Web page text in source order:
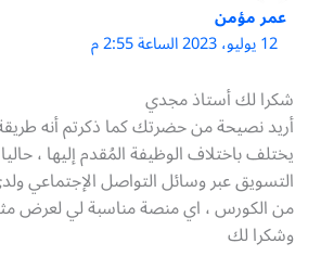
عمر مؤمن
12 يوليو، 2023 الساعة 2:55 م
شكرا لك أستاذ مجدي
أريد نصيحة من حضرتك كما ذكرتم أنه
يختلف باختلاف الوظيفة المُقدم إليها ،
التسويق عبر وسائل التواصل الإجتماعي
من الكورس ، اي منصة مناسبة لي لعرض
وشكرا لك